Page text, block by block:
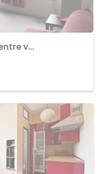
Achat Appartement centre ville